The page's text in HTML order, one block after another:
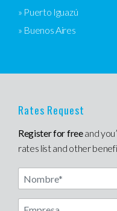
» Puerto Iguazú
» Buenos Aires
Rates Request
Register for freeand
rates list and other
Nombre